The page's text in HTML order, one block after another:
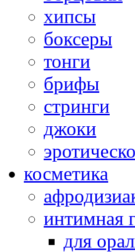
хипсы
боксеры
тонги
брифы
стринги
джоки
косметика
интимная
для